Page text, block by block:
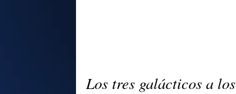
Los tres galácticos a